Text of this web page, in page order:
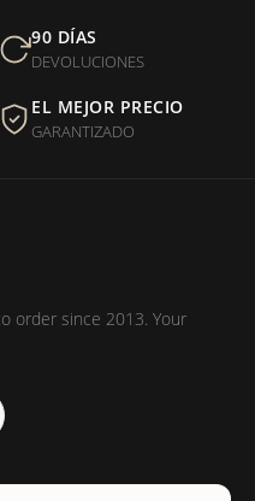
hago para que sea
90 DÍAS
DEVOLUCIONES
EL MEJOR PRECIO
GARANTIZADO
order since 2013. Your